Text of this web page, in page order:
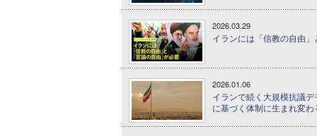
2026.03.29
イランには「信教の自由
2026.01.06
イランで続く大規模抗議
に基づく体制に生まれ変わ